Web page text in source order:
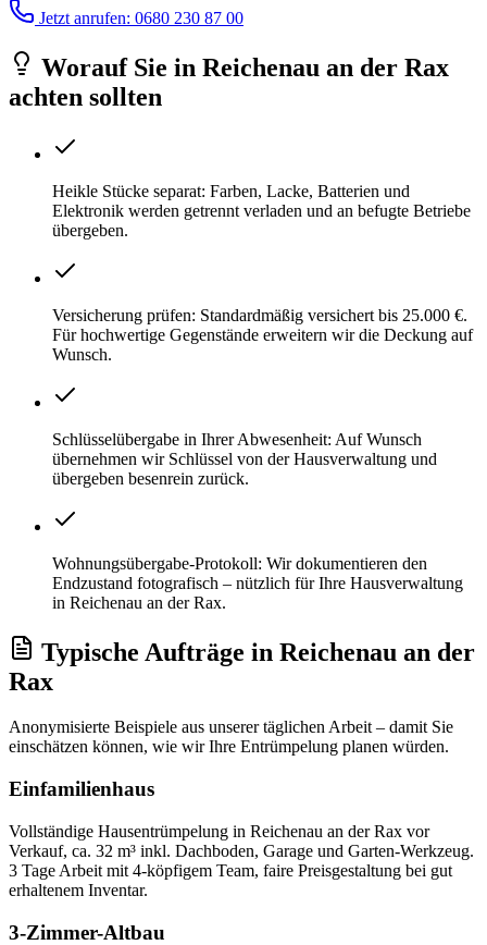
Jetzt anrufen: 0680 230 87 00
Worauf Sie in Reichenau an der Rax
achten sollten
Heikle Stücke separat: Farben, Lacke, Batterien und
Elektronik werden getrennt verladen und an befugte Betriebe
übergeben.
Versicherung prüfen: Standardmäßig versichert bis 25.000 €.
Für hochwertige Gegenstände erweitern wir die Deckung auf
Wunsch.
Schlüsselübergabe in Ihrer Abwesenheit: Auf Wunsch
übernehmen wir Schlüssel von der Hausverwaltung und
übergeben besenrein zurück.
Wohnungsübergabe-Protokoll: Wir dokumentieren den
Endzustand fotografisch – nützlich für Ihre Hausverwaltung
in Reichenau an der Rax.
Typische Aufträge in Reichenau an der
Rax
Anonymisierte Beispiele aus unserer täglichen Arbeit – damit Sie
einschätzen können, wie wir Ihre Entrümpelung planen würden.
Einfamilienhaus
Vollständige Hausentrümpelung in Reichenau an der Rax vor
Verkauf, ca. 32 m³ inkl. Dachboden, Garage und Garten-Werkzeug.
3 Tage Arbeit mit 4-köpfigem Team, faire Preisgestaltung bei gut
erhaltenem Inventar.
3-Zimmer-Altbau